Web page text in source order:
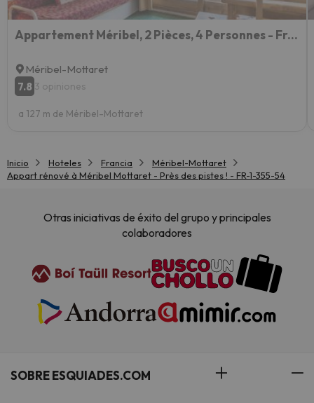
Appartement Méribel, 2 Pièces, 4 Personnes - Fr-1-355-58
Méribel-Mottaret
7.8 3 opiniones
a 127 m de Méribel-Mottaret
Inicio Hoteles Francia
Méribel-Mottaret
Appart rénové à Méribel Mottaret - Près des pistes ! - FR-1-355-54
Otras iniciativas de éxito del grupo y principales
colaboradores
SOBRE ESQUIADES.COM